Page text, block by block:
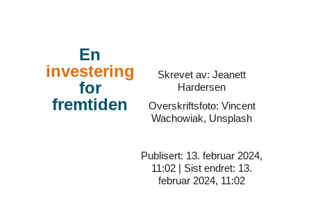
En
investering
for
fremtiden
Skrevet av: Jeanett
Hardersen
Overskriftsfoto: Vincent
Wachowiak, Unsplash
Publisert: 13. februar 2024,
11:02 | Sist endret: 13.
februar 2024, 11:02